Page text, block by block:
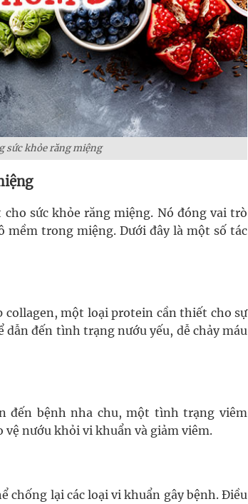
sức khỏe răng miệng
sức khỏe răng miệng. Nó đóng vai trò
mềm trong miệng. Dưới đây là một số tác
một loại protein cần thiết cho sự
đến tình trạng nướu yếu, dễ chảy máu
đến bệnh nha chu, một tình trạng viêm
nướu khỏi vi khuẩn và giảm viêm.
chống lại các loại vi khuẩn gây bệnh. Điều